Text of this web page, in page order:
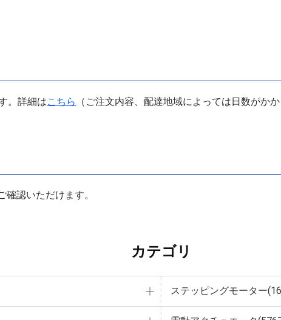
。詳細はこちら （ご注文内容、配達地域によっては日数がか
確認いただけます。
カテゴリ
ステッピングモーター